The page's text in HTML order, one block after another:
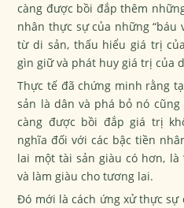
càng được bồi đắp thêm
nhân thực sự của những “báu
từ di sản, thấu hiểu giá trị
gìn giữ và phát huy giá trị của
Thực tế đã chứng minh rằng
sản là dân và phá bỏ nó
càng được bồi đắp giá trị
nghĩa đối với các bậc tiền
lai một tài sản giàu có hơn, là
và làm giàu cho tương lai.
Đó mới là cách ứng xử thực sự